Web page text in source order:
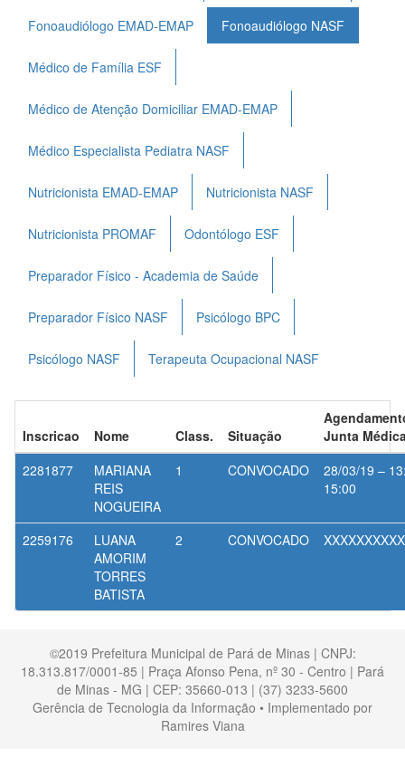
Fonoaudiólogo EMAD-EMAP Fonoaudiólogo NASF
Médico de Família ESF
Médico de Atenção Domiciliar EMAD-EMAP
Médico Especialista Pediatra NASF
Nutricionista EMAD-EMAP Nutricionista NASF
Nutricionista PROMAF Odontólogo ESF
Preparador Físico - Academia de Saúde
Preparador Físico NASF Psicólogo BPC
Psicólogo NASF Terapeuta Ocupacional NASF
Inscricao Nome Class. Situação
Junta
2281877
MARIANA
REIS
NOGUEIRA
1 CONVOCADO
28/03/19 –
15:00
2259176
LUANA
AMORIM
TORRES
BATISTA
2 CONVOCADO
©2019 Prefeitura Municipal de Pará de Minas | CNPJ:
18.313.817/0001-85 | Praça Afonso Pena, nº 30 - Centro | Pará
de Minas - MG | CEP: 35660-013 | (37) 3233-5600
Gerência de Tecnologia da Informação • Implementado por
Ramires Viana